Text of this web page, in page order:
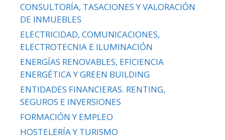
CONSULTORÍA, TASACIONES Y VALORACIÓN
DE INMUEBLES
ELECTRICIDAD, COMUNICACIONES,
ELECTROTECNIA E ILUMINACIÓN
ENERGÍAS RENOVABLES, EFICIENCIA
ENERGÉTICA Y GREEN BUILDING
ENTIDADES FINANCIERAS. RENTING,
SEGUROS E INVERSIONES
FORMACIÓN Y EMPLEO
HOSTELERÍA Y TURISMO